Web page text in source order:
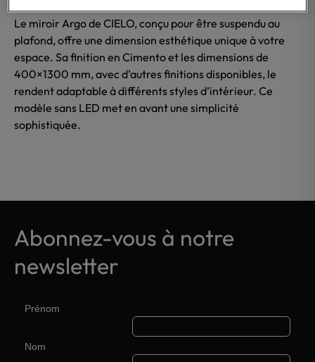
Le miroir Argo de CIELO, conçu pour être suspendu au
plafond, offre une dimension esthétique unique à votre
espace. Sa finition en Cimento et les dimensions de
400×1300 mm, avec d’autres finitions disponibles, le
rendent adaptable à différents styles d’intérieur. Ce
modèle sans LED met en avant une simplicité
sophistiquée.
Abonnez-vous à notre
newsletter
Prénom
Nom